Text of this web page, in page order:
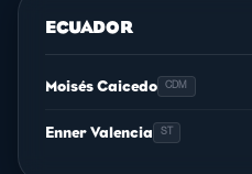
ECUADOR
Moisés Caicedo CDM
Enner Valencia ST